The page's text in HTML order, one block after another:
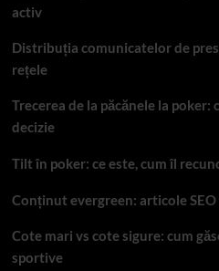
activ
Distribuția comunicatelor de
rețele
Trecerea de la păcănele la poker:
decizie
Tilt în poker: ce este, cum îl
Conținut evergreen: articole
Cote mari vs cote sigure: cum
sportive